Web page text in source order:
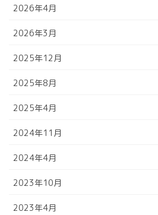
2026年4月
2026年3月
2025年12月
2025年8月
2025年4月
2024年11月
2024年4月
2023年10月
2023年4月